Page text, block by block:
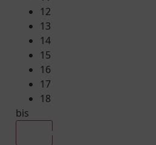
12
13
14
15
16
17
18
bis